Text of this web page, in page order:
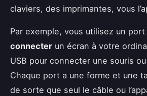
claviers, des imprimantes, vous
Par exemple, vous utilisez un port
connecter un écran à votre
USB pour connecter une souris
Chaque port a une forme et une
de sorte que seul le câble ou